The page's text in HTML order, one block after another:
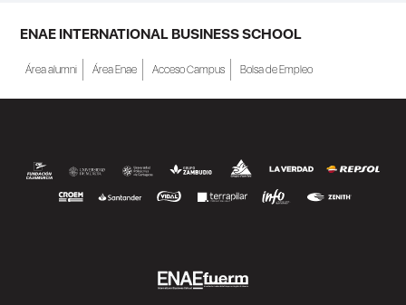
ENAE INTERNATIONAL BUSINESS SCHOOL
Área alumni Área Enae Acceso Campus Bolsa de Empleo